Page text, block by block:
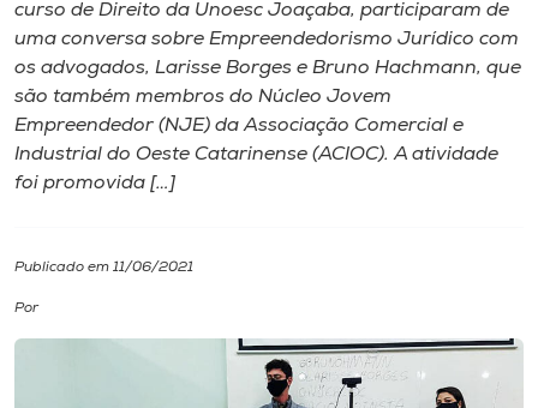
Internacionalização
I.nova
Diplomados
curso de Direito da Unoesc Joaçaba, participaram de
uma conversa sobre Empreendedorismo Jurídico com
os advogados, Larisse Borges e Bruno Hachmann, que
são também membros do Núcleo Jovem
Empreendedor (NJE) da Associação Comercial e
Industrial do Oeste Catarinense (ACIOC). A atividade
foi promovida […]
Publicado em 11/06/2021
Por